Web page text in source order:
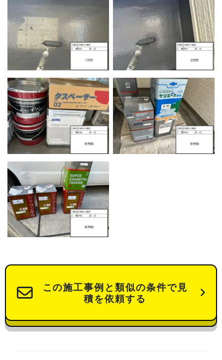
この施工事例と類似の条件で見
積を依頼する